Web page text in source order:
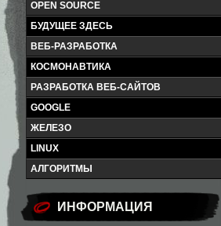
OPEN SOURCE
БУДУЩЕЕ ЗДЕСЬ
ВЕБ-РАЗРАБОТКА
КОСМОНАВТИКА
РАЗРАБОТКА ВЕБ-САЙТОВ
GOOGLE
ЖЕЛЕЗО
LINUX
АЛГОРИТМЫ
ИНФОРМАЦИЯ